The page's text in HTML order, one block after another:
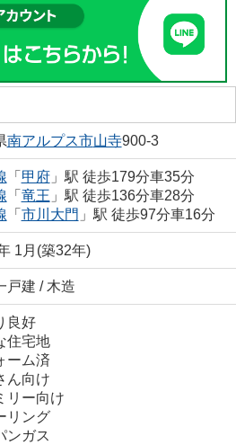
南アルプス市山寺900-3
「 甲府」駅 徒歩179分車35分
「 竜王 」駅 徒歩136分車28分
「 市川大門 」駅 徒歩97分車16分
1月(築32年)
戸建 / 木造
良好
住宅地
ーム済
ん向け
リー向け
リング
ンガス